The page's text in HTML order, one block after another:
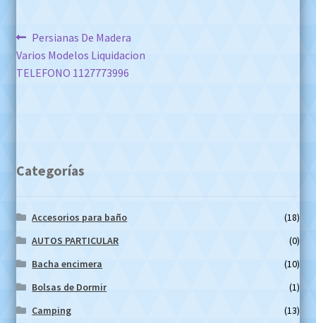
Navegación
de
Anterior:
Persianas De Madera
Varios Modelos Liquidacion
TELEFONO 1127773996
Categorías
Accesorios para baño
(18)
AUTOS PARTICULAR
(0)
Bacha encimera
(10)
Bolsas de Dormir
(1)
Camping
(13)